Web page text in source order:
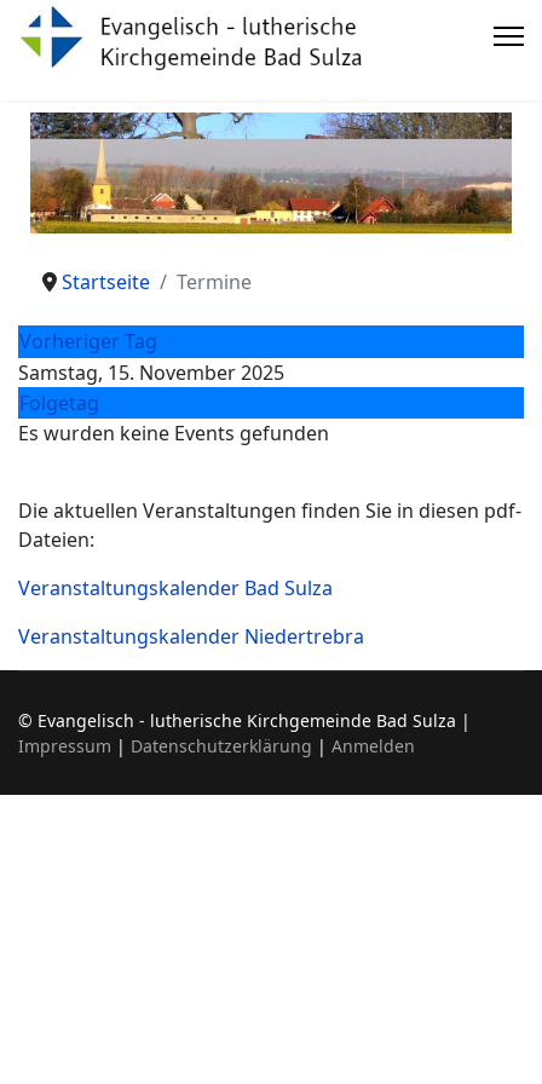
Startseite Termine
Vorheriger Tag
Samstag, 15. November 2025
Folgetag
Es wurden keine Events gefunden
Die aktuellen Veranstaltungen finden Sie in diesen pdf-
Dateien:
Veranstaltungskalender Bad Sulza
Veranstaltungskalender Niedertrebra
© Evangelisch - lutherische Kirchgemeinde Bad Sulza |
Impressum | Datenschutzerklärung | Anmelden